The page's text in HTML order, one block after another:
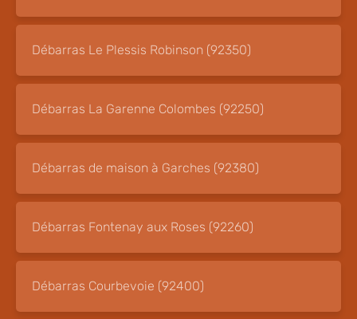
Débarras Le Plessis Robinson (92350)
Débarras La Garenne Colombes (92250)
Débarras de maison à Garches (92380)
Débarras Fontenay aux Roses (92260)
Débarras Courbevoie (92400)